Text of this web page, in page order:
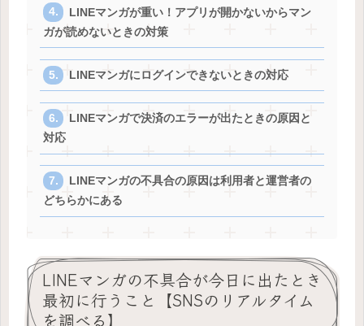
LINEマンガが重い！アプリが開かないからマン
ガが読めないときの対策
LINEマンガにログインできないときの対応
LINEマンガで決済のエラーが出たときの原因と
対応
LINEマンガの不具合の原因は利用者と運営者の
どちらかにある
LINEマンガの不具合が今日に出たとき
最初に行うこと【SNSのリアルタイム
を調べる】